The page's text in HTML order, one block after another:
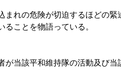
れの危険が切迫するほどの
ことを物語っている。
当該平和維持隊の活動及び